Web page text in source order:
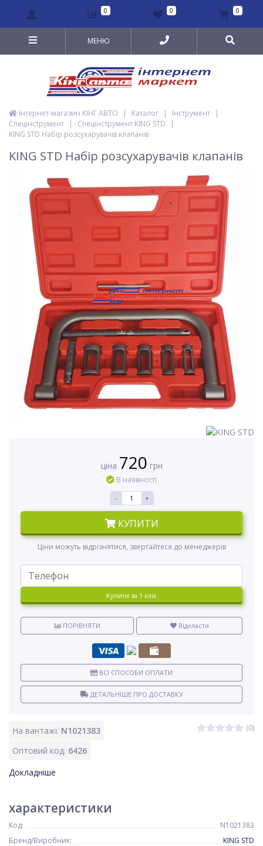
0 0 0
МЕНЮ
Інтернет-магазин КІНГ АВТО | Каталог | Інструмент
|
Спецінструмент
| Спецінструмент KING STD
|
KING STD Набір розсухарувачів клапанів
KING STD Набір розсухарувачів клапанів
На вантажі: N1021383
Оптовий код: 6426
(0)
Докладніше
ціна 720 грн
В наявності
- +
КУПИТИ
Ціни можуть відрізнятися, звертайтеся до менеджерів
Купити за 1 клiк
ПОРІВНЯТИ Відкласти
ВСІ СПОСОБИ ОПЛАТИ
ДЕТАЛЬНІШЕ ПРО ДОСТАВКУ
характеристики
Код:
N1021383
Бренд/Виробник:
KING STD